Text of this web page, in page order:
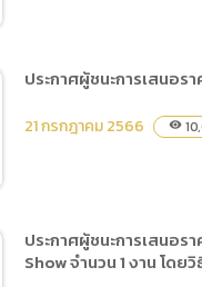
ประกาศผู้ชนะการเสนอ
21 กรกฎาคม 2566 visibility
ประกาศผู้ชนะการเสนอ
Show จำนวน 1 งาน โดยวิ